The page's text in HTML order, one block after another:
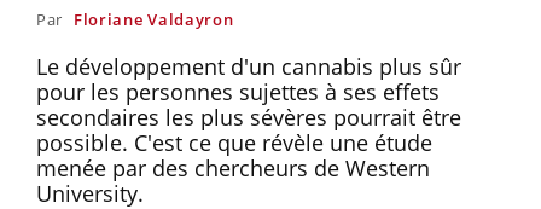
Par Floriane Valdayron
Le développement d'un cannabis plus sûr
pour les personnes sujettes à ses effets
secondaires les plus sévères pourrait être
possible. C'est ce que révèle une étude
menée par des chercheurs de Western
University.